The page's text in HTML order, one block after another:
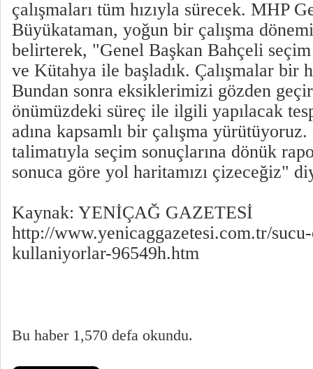
çalışmaları tüm hızıyla sürecek. MHP
Büyükataman, yoğun bir çalışma
belirterek, "Genel Başkan Bahçeli seçim
ve Kütahya ile başladık. Çalışmalar bir
Bundan sonra eksiklerimizi gözden
önümüzdeki süreç ile ilgili yapılacak
adına kapsamlı bir çalışma yürütüyoruz.
talimatıyla seçim sonuçlarına dönük
sonuca göre yol haritamızı çizeceğiz"
Kaynak: YENİÇAĞ GAZETESİ
http://www.yenicaggazetesi.com.tr/
kullaniyorlar-96549h.htm
Bu haber 1,570 defa okundu.